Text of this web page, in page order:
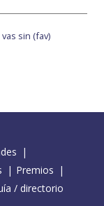
sin (fav)
Premios
/ directorio